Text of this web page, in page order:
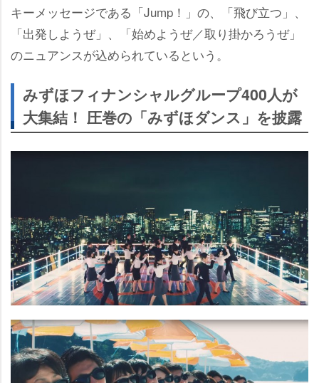
キーメッセージである「Jump！」の、「飛び立つ」、
「出発しようぜ」、「始めようぜ／取り掛かろうぜ」
のニュアンスが込められているという。
みずほフィナンシャルグループ400人が
大集結！ 圧巻の「みずほダンス」を披露